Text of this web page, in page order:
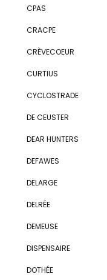
CPAS
CRACPE
CRÈVECOEUR
CURTIUS
CYCLOSTRADE
DE CEUSTER
DEAR HUNTERS
DEFAWES
DELARGE
DELRÉE
DEMEUSE
DISPENSAIRE
DOTHÉE